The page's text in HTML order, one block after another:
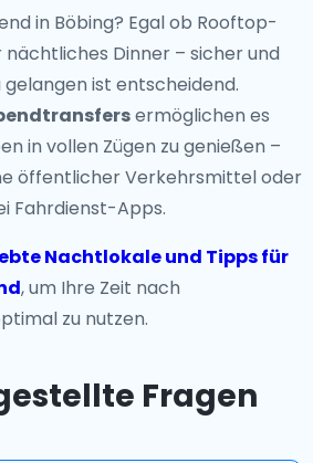
in Böbing? Egal ob Rooftop-
nächtliches Dinner – sicher und
ist entscheidend.
ermöglichen es
in vollen Zügen zu genießen –
öffentlicher Verkehrsmittel oder
Fahrdienst-Apps.
Nachtlokale und Tipps für
, um Ihre Zeit nach
zu nutzen.
Fragen